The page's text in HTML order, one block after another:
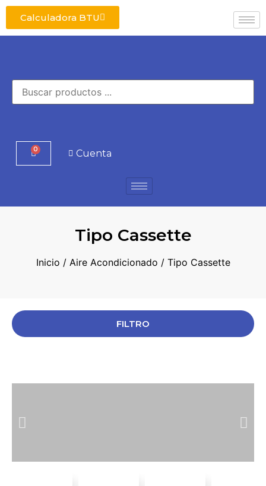
Calculadora BTU
0 Cuenta
Tipo Cassette
Inicio / Aire Acondicionado / Tipo Cassette
FILTRO